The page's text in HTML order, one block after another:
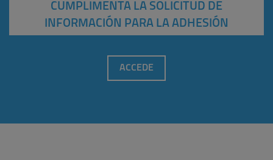
CUMPLIMENTA LA SOLICITUD DE
INFORMACIÓN PARA LA ADHESIÓN
ACCEDE